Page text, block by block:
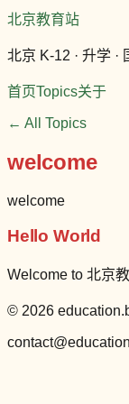
北京教育站
北京 K-12 · 升学 ·
首页Topics关于
← All Topics
welcome
welcome
Hello World
Welcome to 北京
© 2026